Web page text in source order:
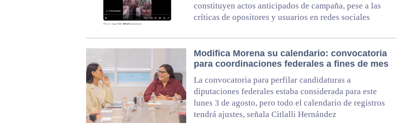
constituyen actos anticipados de campaña, pese a las
críticas de opositores y usuarios en redes sociales
Modifica Morena su calendario: convocatoria
para coordinaciones federales a fines de mes
La convocatoria para perfilar candidaturas a
diputaciones federales estaba considerada para este
lunes 3 de agosto, pero todo el calendario de registros
tendrá ajustes, señala Citlalli Hernández